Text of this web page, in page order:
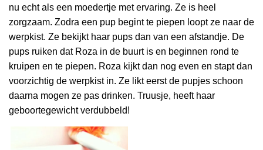
nu echt als een moedertje met ervaring. Ze is heel
zorgzaam. Zodra een pup begint te piepen loopt ze naar de
werpkist. Ze bekijkt haar pups dan van een afstandje. De
pups ruiken dat Roza in de buurt is en beginnen rond te
kruipen en te piepen. Roza kijkt dan nog even en stapt dan
voorzichtig de werpkist in. Ze likt eerst de pupjes schoon
daarna mogen ze pas drinken. Truusje, heeft haar
geboortegewicht verdubbeld!